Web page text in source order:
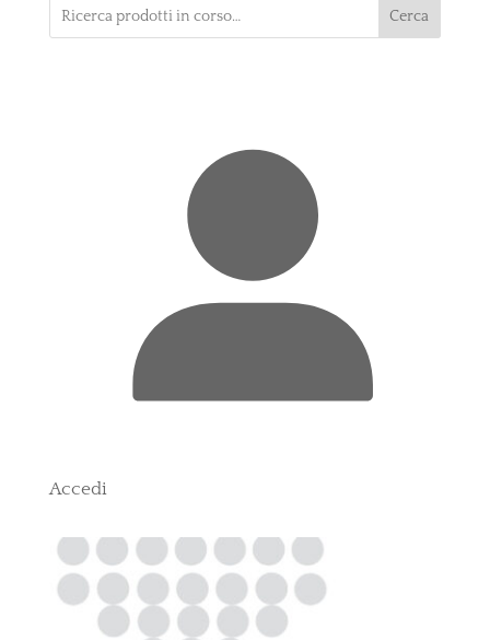
Cerca
Accedi